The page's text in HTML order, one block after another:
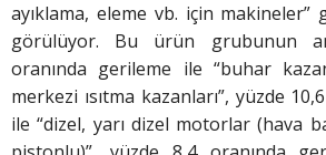
ayıklama, eleme vb. için makineler”
görülüyor. Bu ürün grubunun
oranında gerileme ile “buhar
merkezi ısıtma kazanları”, yüzde
ile “dizel, yarı dizel motorlar (hava